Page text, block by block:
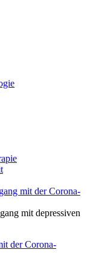
mit der Corona-
mit depressiven
der Corona-